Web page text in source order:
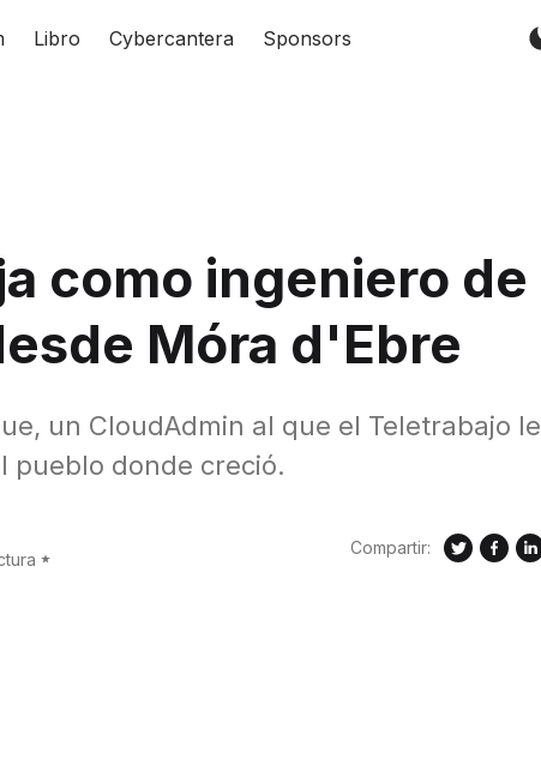
Libro Cybercantera Sponsors
como ingeniero de
Móra d'Ebre
un CloudAdmin al que el Teletrabajo le
pueblo donde creció.
Compartir: